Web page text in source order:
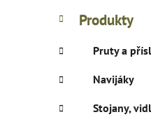
P
o
s
r
a
kategorie
K
a
e
g
o
r
Produkty
Pruty a
Navijáky
Stojany,